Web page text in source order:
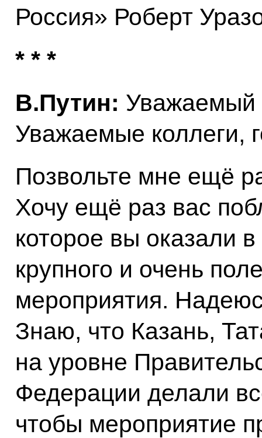
Россия» Роберт
* * *
В.Путин: Уважаемый
Уважаемые коллеги,
Позвольте мне ещё
Хочу ещё раз вас
которое вы оказали в
крупного и очень
мероприятия.
Знаю, что Казань,
на уровне
Федерации делали
чтобы мероприятие